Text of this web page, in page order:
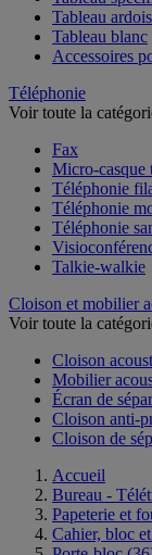
Tableau
Tableau blanc
Accessoires
Téléphonie
Voir toute la
Fax
Micro-casque
Téléphonie
Téléphonie
Téléphonie
Talkie-walkie
Cloison et mobilier
Voir toute la
Cloison
Mobilier
Écran de
Cloison anti-
Cloison de
Accueil
Bureau -
Papeterie et
Cahier, bloc